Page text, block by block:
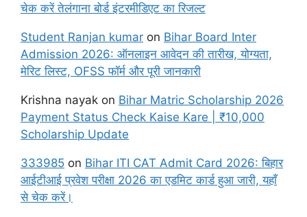
चेक करें तेलंगाना बोर्ड इंटरमीडिएट का रिजल्ट
Student Ranjan kumar on Bihar Board Inter
Admission 2026: ऑनलाइन आवेदन की तारीख, योग्यता,
मेरिट लिस्ट, OFSS फॉर्म और पूरी जानकारी
Krishna nayak on Bihar Matric Scholarship 2026
Payment Status Check Kaise Kare | ₹10,000
Scholarship Update
333985 on Bihar ITI CAT Admit Card 2026: बिहार
आईटीआई प्रवेश परीक्षा 2026 का एडमिट कार्ड हुआ जारी, यहाँ
से चेक करें।